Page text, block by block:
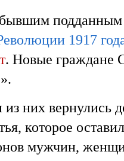
1917
. Новые граждане
из них вернулись
которое
мужчин,